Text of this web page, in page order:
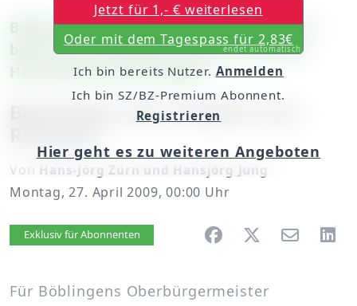
Böblingen: 29 Betriebe öffneten gestern
beim verkaufsoffenen Sonntag auf der
Hulb Open ihre Geschäfte
Betonung vom Produkt zum
Von Hans-Jörg Zürn und Hansjörg Jung
Montag, 27. April 2009, 00:00 Uhr
Artikel vorlesen
Exklusiv für Abonnenten
Für Böblingens Oberbürgermeister
Jetzt für 1,- € weiterlesen
Oder mit dem Tagespass für 2,83€
endet automatisch
Ich bin bereits Nutzer. Anmelden
Ich bin SZ/BZ-Premium Abonnent.
Registrieren
Hier geht es zu weiteren Angeboten